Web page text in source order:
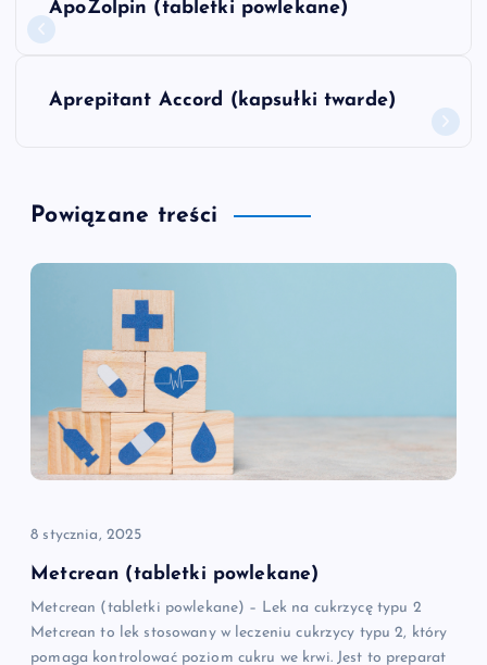
a
g
a
a
w
p
s
ApoZolpin (tabletki powlekane)
Aprepitant Accord (kapsułki twarde)
Powiązane treści
8 stycznia, 2025
Metcrean (tabletki powlekane)
Metcrean (tabletki powlekane) – Lek na cukrzycę typu 2
Metcrean to lek stosowany w leczeniu cukrzycy typu 2, który
pomaga kontrolować poziom cukru we krwi. Jest to preparat